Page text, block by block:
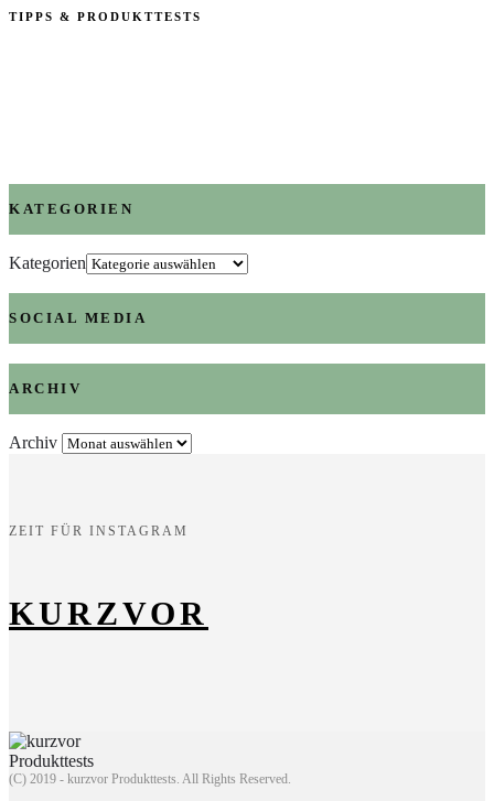
TIPPS & PRODUKTTESTS
KATEGORIEN
Kategorien
SOCIAL MEDIA
ARCHIV
Archiv
ZEIT FÜR INSTAGRAM
KURZVOR
(C) 2019 - kurzvor Produkttests. All Rights Reserved.